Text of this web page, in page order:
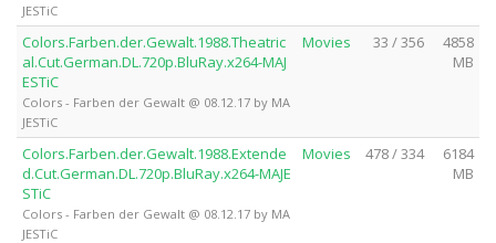
JESTiC
Colors.Farben.der.Gewalt.1988.Theatric
al.Cut.German.DL.720p.BluRay.x264-MAJ
ESTiC
Colors - Farben der Gewalt @ 08.12.17 by MA
JESTiC
Movies 33 / 356
4858
MB
Colors.Farben.der.Gewalt.1988.Extende
d.Cut.German.DL.720p.BluRay.x264-MAJE
STiC
Colors - Farben der Gewalt @ 08.12.17 by MA
JESTiC
Movies 478 / 334
6184
MB